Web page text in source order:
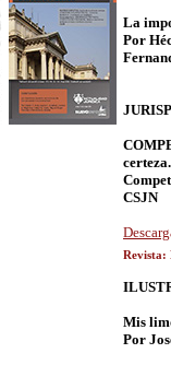
La
Por
CSJN
Revista:
Mis
Por